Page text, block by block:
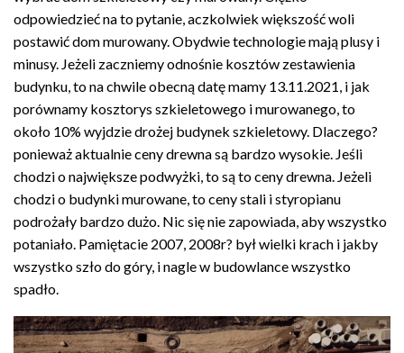
odpowiedzieć na to pytanie, aczkolwiek większość woli
postawić dom murowany. Obydwie technologie mają plusy i
minusy. Jeżeli zaczniemy odnośnie kosztów zestawienia
budynku, to na chwile obecną datę mamy 13.11.2021, i jak
porównamy kosztorys szkieletowego i murowanego, to
około 10% wyjdzie drożej budynek szkieletowy. Dlaczego?
ponieważ aktualnie ceny drewna są bardzo wysokie. Jeśli
chodzi o największe podwyżki, to są to ceny drewna. Jeżeli
chodzi o budynki murowane, to ceny stali i styropianu
podrożały bardzo dużo. Nic się nie zapowiada, aby wszystko
potaniało. Pamiętacie 2007, 2008r? był wielki krach i jakby
wszystko szło do góry, i nagle w budowlance wszystko
spadło.